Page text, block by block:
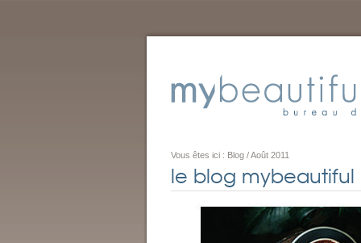
Vous êtes ici : Blog /Août 2011
le blog mybeautiful